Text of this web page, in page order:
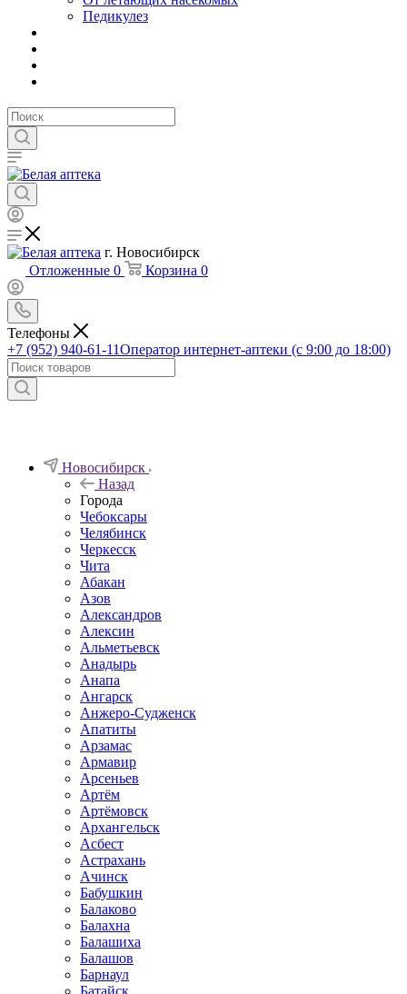
Педикулез
г. Новосибирск
Отложенные 0 Корзина 0
Телефоны
+7 (952) 940-61-11Оператор интернет-аптеки (с 9:00 до 18:00)
Новосибирск
Назад
Города
Чебоксары
Челябинск
Черкесск
Чита
Абакан
Азов
Александров
Алексин
Альметьевск
Анадырь
Анапа
Ангарск
Анжеро-Судженск
Апатиты
Арзамас
Армавир
Арсеньев
Артём
Артёмовск
Архангельск
Асбест
Астрахань
Ачинск
Бабушкин
Балаково
Балахна
Балашиха
Балашов
Барнаул
Батайск